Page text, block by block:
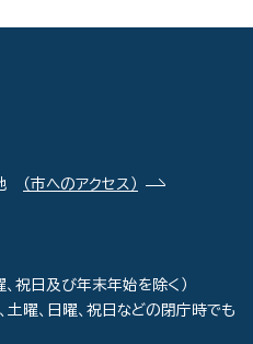
（市へのアクセス）
祝日及び年末年始を除く）
曜、日曜、祝日などの閉庁時でも